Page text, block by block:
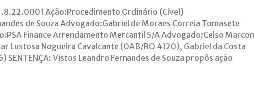
Ação:Procedimento Ordinário (Cível)
de Souza Advogado:Gabriel de Moraes Correia Tomasete
Finance Arrendamento Mercantil S/A Advogado:Celso Marcon
Lustosa Nogueira Cavalcante (OAB/RO 4120), Gabriel da Costa
SENTENÇA: Vistos Leandro Fernandes de Souza propôs ação